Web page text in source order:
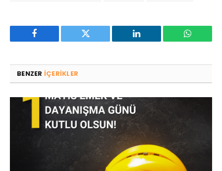
Facebook Twitter LinkedIn
BENZER IÇERIKLER